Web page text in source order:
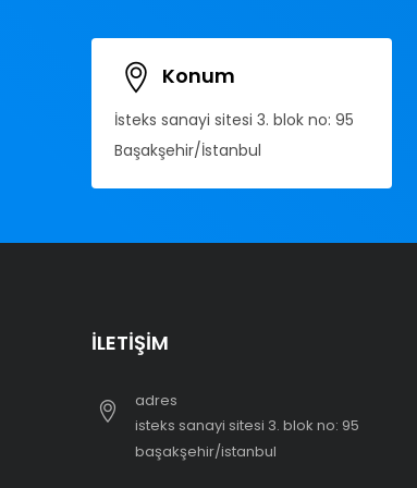
Konum
İsteks sanayi sitesi 3. blok no: 95
Başakşehir/İstanbul
İLETIŞIM
adres
i̇steks sanayi sitesi 3. blok no: 95
başakşehir/i̇stanbul